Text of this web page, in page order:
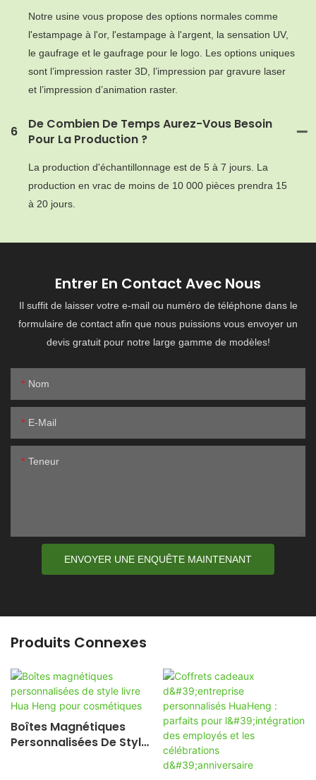
Notre usine vous propose des options normales comme
l'estampage à l'or, l'estampage à l'argent, la sensation UV,
le gaufrage et le gaufrage pour le logo. Les options uniques
sont l’impression raster 3D, l’impression par gravure laser
et l’impression d’animation raster.
6
De Combien De Temps Aurez-Vous Besoin
Pour La Production ?
La production d'échantillonnage est de 5 à 7 jours. La
production en vrac de moins de 10 000 pièces prendra 15
à 20 jours.
Entrer En Contact Avec Nous
Il suffit de laisser votre e-mail ou numéro de téléphone dans le
formulaire de contact afin que nous puissions vous envoyer un
devis gratuit pour notre large gamme de modèles!
Nom
E-Mail
Teneur
ENVOYER UNE ENQUÊTE MAINTENANT
Produits Connexes
Boîtes Magnétiques
Personnalisées De Style